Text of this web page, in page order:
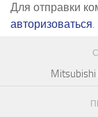
Для отправки
авторизоваться.
Mitsubishi